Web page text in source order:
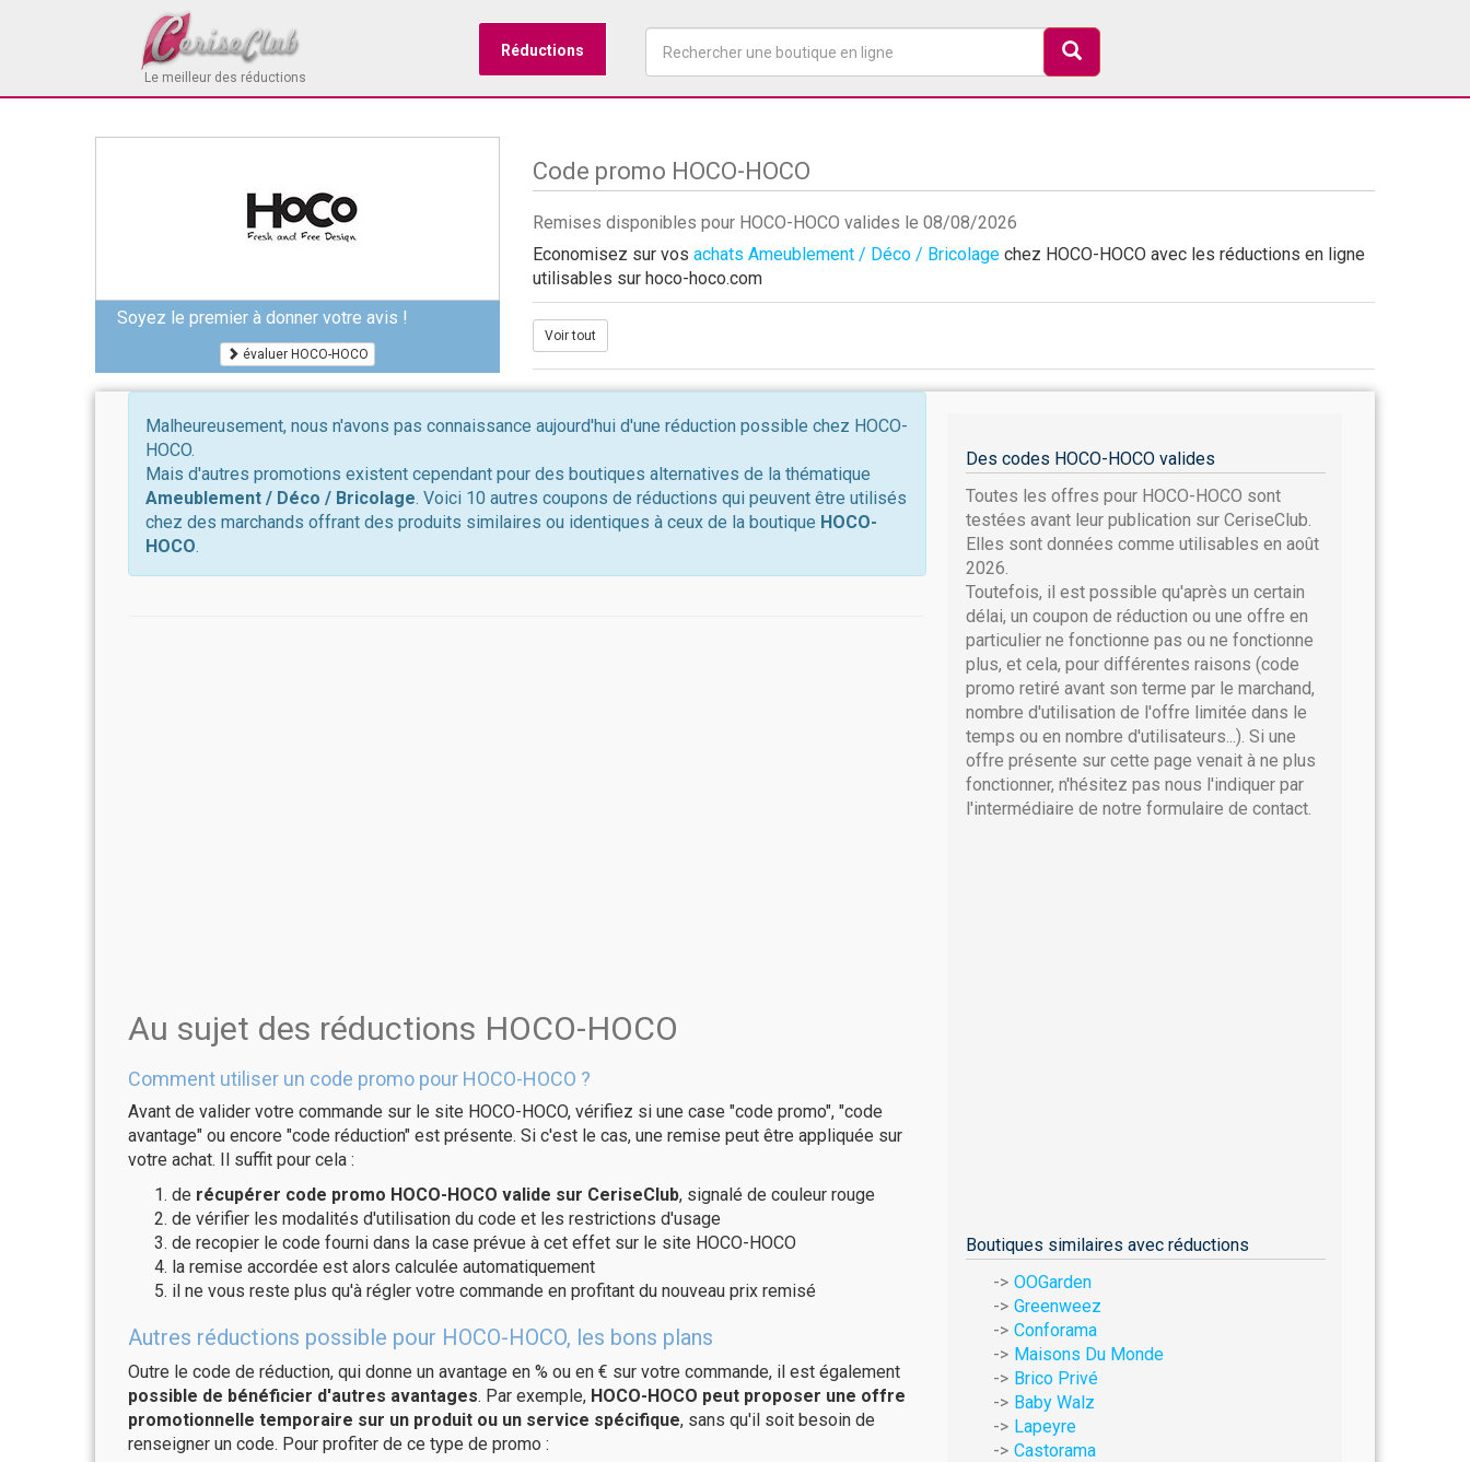
Le meilleur des réductions
Réductions
Soyez le premier à donner votre avis !
évaluer HOCO-HOCO
Code promo HOCO-HOCO
Remises disponibles pour HOCO-HOCO valides le 08/08/2026
Economisez sur vos achats Ameublement / Déco / Bricolage chez HOCO-HOCO avec les réductions en ligne
utilisables sur hoco-hoco.com
Voir tout
Malheureusement, nous n'avons pas connaissance aujourd'hui d'une réduction possible chez HOCO-
HOCO.
Mais d'autres promotions existent cependant pour des boutiques alternatives de la thématique
Ameublement / Déco / Bricolage. Voici 10 autres coupons de réductions qui peuvent être utilisés
chez des marchands offrant des produits similaires ou identiques à ceux de la boutique HOCO-
HOCO.
Au sujet des réductions HOCO-HOCO
Comment utiliser un code promo pour HOCO-HOCO ?
Avant de valider votre commande sur le site HOCO-HOCO, vérifiez si une case "code promo", "code
avantage" ou encore "code réduction" est présente. Si c'est le cas, une remise peut être appliquée sur
votre achat. Il suffit pour cela :
de récupérer code promo HOCO-HOCO valide sur CeriseClub, signalé de couleur rouge
de vérifier les modalités d'utilisation du code et les restrictions d'usage
de recopier le code fourni dans la case prévue à cet effet sur le site HOCO-HOCO
la remise accordée est alors calculée automatiquement
il ne vous reste plus qu'à régler votre commande en profitant du nouveau prix remisé
Autres réductions possible pour HOCO-HOCO, les bons plans
Outre le code de réduction, qui donne un avantage en % ou en € sur votre commande, il est également
possible de bénéficier d'autres avantages. Par exemple, HOCO-HOCO peut proposer une offre
promotionnelle temporaire sur un produit ou un service spécifique, sans qu'il soit besoin de
renseigner un code. Pour profiter de ce type de promo :
Des codes HOCO-HOCO valides
Toutes les offres pour HOCO-HOCO sont
testées avant leur publication sur CeriseClub.
Elles sont données comme utilisables en août
2026.
Toutefois, il est possible qu'après un certain
délai, un coupon de réduction ou une offre en
particulier ne fonctionne pas ou ne fonctionne
plus, et cela, pour différentes raisons (code
promo retiré avant son terme par le marchand,
nombre d'utilisation de l'offre limitée dans le
temps ou en nombre d'utilisateurs...). Si une
offre présente sur cette page venait à ne plus
fonctionner, n'hésitez pas nous l'indiquer par
l'intermédiaire de notre formulaire de contact.
Boutiques similaires avec réductions
OOGarden
Greenweez
Conforama
Maisons Du Monde
Brico Privé
Baby Walz
Lapeyre
Castorama